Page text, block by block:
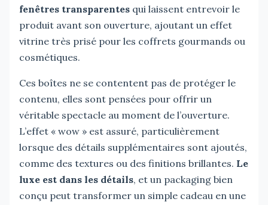
fenêtres transparentes qui laissent entrevoir le
produit avant son ouverture, ajoutant un effet
vitrine très prisé pour les coffrets gourmands ou
cosmétiques.
Ces boîtes ne se contentent pas de protéger le
contenu, elles sont pensées pour offrir un
véritable spectacle au moment de l’ouverture.
L’effet « wow » est assuré, particulièrement
lorsque des détails supplémentaires sont ajoutés,
comme des textures ou des finitions brillantes. Le
luxe est dans les détails, et un packaging bien
conçu peut transformer un simple cadeau en une